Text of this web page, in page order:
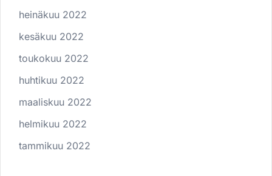
heinäkuu 2022
kesäkuu 2022
toukokuu 2022
huhtikuu 2022
maaliskuu 2022
helmikuu 2022
tammikuu 2022